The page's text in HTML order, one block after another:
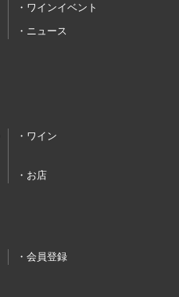
ワインイベント
ニュース
ワイン
お店
会員登録